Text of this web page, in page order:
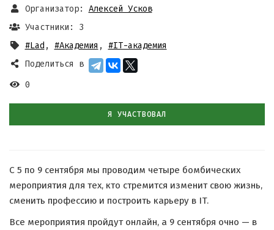
Организатор:
Алексей Усков
Участники: 3
#Lad , #Академия , #IT-академия
Поделиться в
0
Я УЧАСТВОВАЛ
С 5 по 9 сентября мы проводим четыре бомбических
мероприятия для тех, кто стремится изменит свою жизнь,
сменить профессию и построить карьеру в IT.
Все мероприятия пройдут онлайн, а 9 сентября очно — в